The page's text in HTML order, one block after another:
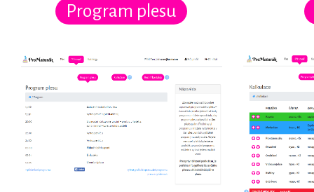
Program plesu